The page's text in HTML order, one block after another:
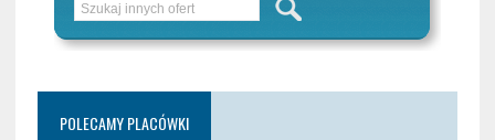
POLECAMY PLACÓWKI